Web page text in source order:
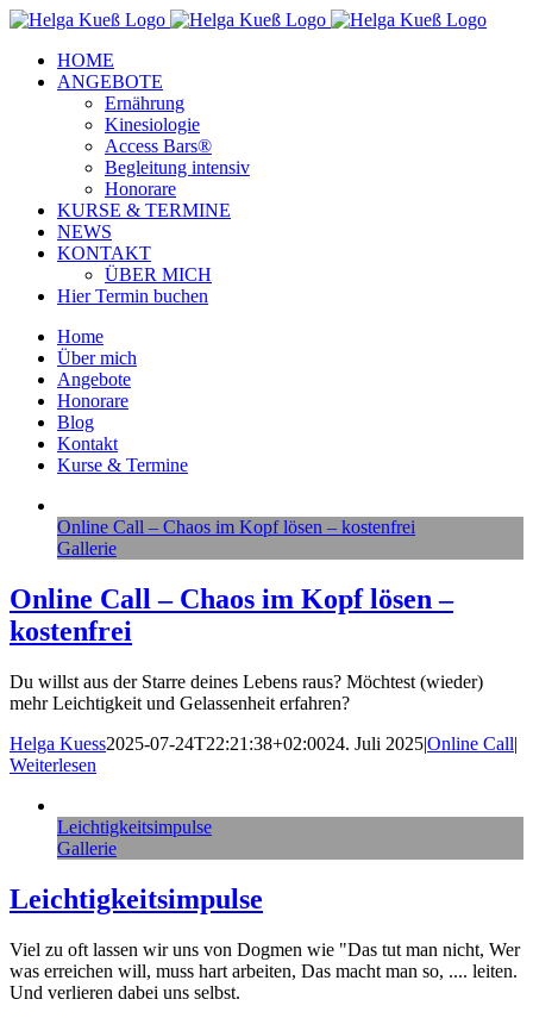
Zum
springen
Facebook
Instagram
YouTube
HOME
ANGEBOTE
Ernährung
Kinesiologie
Access Bars®
Begleitung intensiv
Honorare
KURSE & TERMINE
NEWS
KONTAKT
ÜBER MICH
Hier Termin buchen
Home
Über mich
Angebote
Honorare
Blog
Kontakt
Kurse & Termine
Online Call – Chaos im Kopf lösen – kostenfrei
Gallerie
Online Call – Chaos im Kopf lösen –
kostenfrei
Du willst aus der Starre deines Lebens raus? Möchtest (wieder)
mehr Leichtigkeit und Gelassenheit erfahren?
Helga Kuess2025-07-24T22:21:38+02:0024. Juli 2025|Online Call|
Weiterlesen
Leichtigkeitsimpulse
Gallerie
Leichtigkeitsimpulse
Viel zu oft lassen wir uns von Dogmen wie "Das tut man nicht, Wer
was erreichen will, muss hart arbeiten, Das macht man so, .... leiten.
Und verlieren dabei uns selbst.